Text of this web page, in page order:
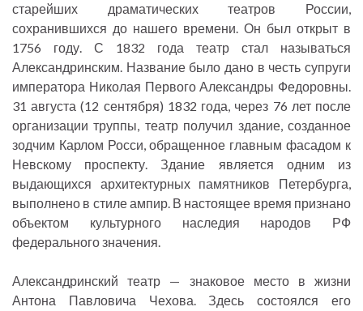
старейших драматических театров России,
сохранившихся до нашего времени. Он был открыт в
1756 году. С 1832 года театр стал называться
Александринским. Название было дано в честь супруги
императора Николая Первого Александры Федоровны.
31 августа (12 сентября) 1832 года, через 76 лет после
организации труппы, театр получил здание, созданное
зодчим Карлом Росси, обращенное главным фасадом к
Невскому проспекту. Здание является одним из
выдающихся архитектурных памятников Петербурга,
выполнено в стиле ампир. В настоящее время признано
объектом культурного наследия народов РФ
федерального значения.
Александринский театр — знаковое место в жизни
Антона Павловича Чехова. Здесь состоялся его